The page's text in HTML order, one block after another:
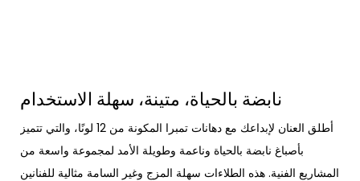
أطلق العنان لإبداعك مع دهانات تمبرا المكونة من 12 لونًا، والتي تتميز
بأصباغ نابضة بالحياة وناعمة وطويلة الأمد لمجموعة واسعة من
المشاريع الفنية. هذه الطلاءات سهلة المزج وغير السامة مثالية للفنانين